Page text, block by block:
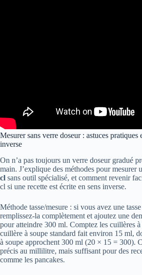
Mesurer sans verre doseur : astuces pratiques
inverse
On n’a pas toujours un verre doseur gradué
main. J’explique des méthodes pour mesurer
cl sans outil spécialisé, et comment revenir
cl si une recette est écrite en sens inverse.
Méthode tasse/mesure : si vous avez une
remplissez-la complètement et ajoutez une
pour atteindre 300 ml. Comptez les cuillères à
cuillère à soupe standard fait environ 15 ml,
à soupe approchent 300 ml (20 × 15 = 300).
précis au millilitre, mais suffisant pour des
comme les pancakes.